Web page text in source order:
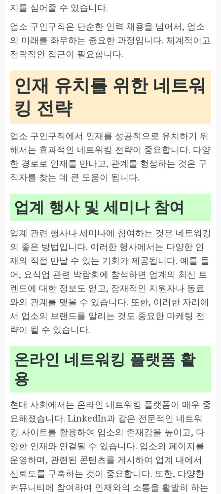
지를 심어줄 수 있습니다.
업소 구인구직은 단순한 인력 채용을 넘어서, 업소
의 미래를 좌우하는 중요한 과정입니다. 체계적이고
전략적인 접근이 필요합니다.
인재 유치를 위한 네트워
킹 전략
업소 구인구직에서 인재를 성공적으로 유치하기 위
해서는 효과적인 네트워킹 전략이 중요합니다. 다양
한 경로로 인재를 만나고, 관계를 형성하는 것은 구
직자를 찾는 데 큰 도움이 됩니다.
업계 행사 및 세미나 참여
업계 관련 행사나 세미나에 참여하는 것은 네트워킹
의 좋은 방법입니다. 이러한 행사에서는 다양한 인
재와 직접 만날 수 있는 기회가 제공됩니다. 예를 들
어, 요식업 관련 박람회에 참석하면 업계의 최신 트
렌드에 대한 정보도 얻고, 잠재적인 지원자나 동료
와의 관계를 맺을 수 있습니다. 또한, 이러한 자리에
서 업소의 브랜드를 알리는 것도 중요한 마케팅 전
략이 될 수 있습니다.
온라인 네트워킹 플랫폼 활
용
현대 사회에서는 온라인 네트워킹 플랫폼이 매우 중
요해졌습니다. LinkedIn과 같은 전문적인 네트워
킹 사이트를 활용하여 업소의 존재감을 높이고, 다
양한 인재와 연결될 수 있습니다. 업소의 페이지를
운영하며, 관련된 콘텐츠를 게시하여 업계 내에서
신뢰도를 구축하는 것이 중요합니다. 또한, 다양한
커뮤니티에 참여하여 인재와의 소통을 활발히 하는